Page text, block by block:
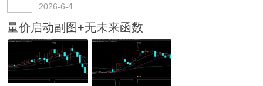
2026-6-4
量价启动副图+无未来函数